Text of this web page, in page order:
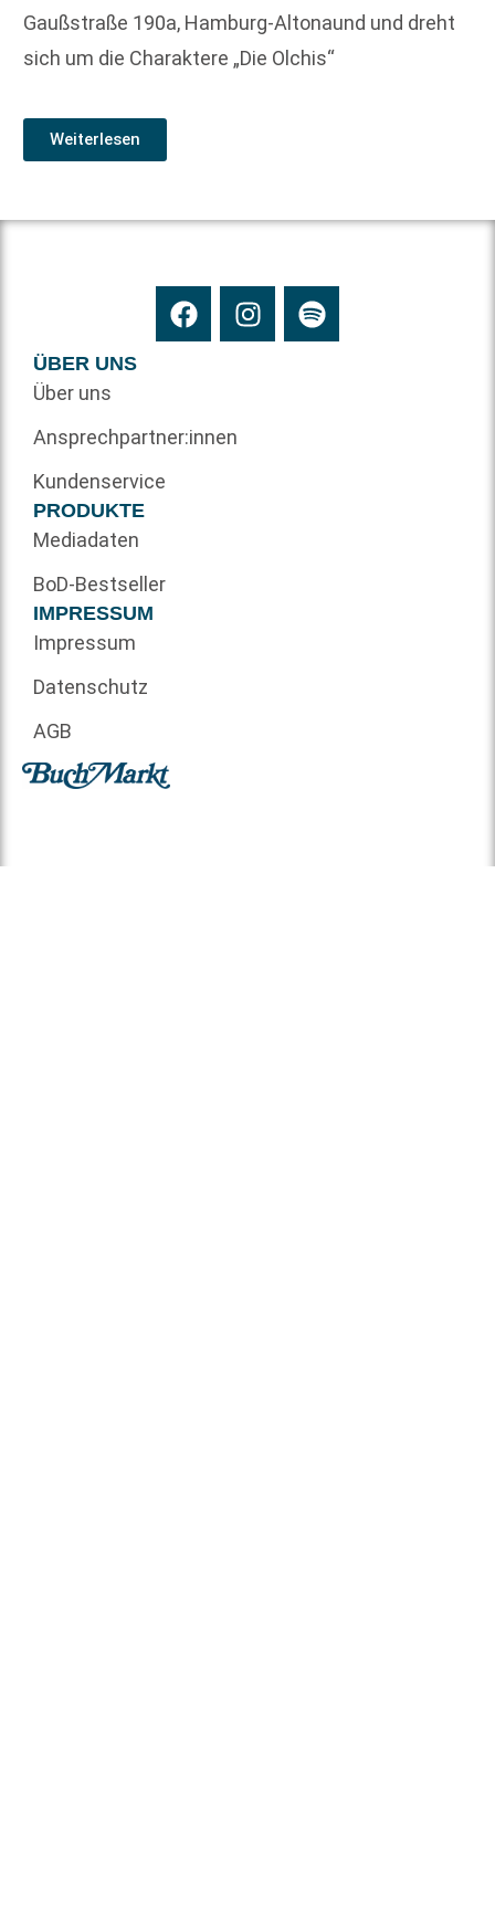
Gaußstraße 190a, Hamburg-Altonaund und dreht
sich um die Charaktere „Die Olchis“
Weiterlesen
ÜBER UNS
Über uns
Ansprechpartner:innen
Kundenservice
PRODUKTE
Mediadaten
BoD-Bestseller
IMPRESSUM
Impressum
Datenschutz
AGB